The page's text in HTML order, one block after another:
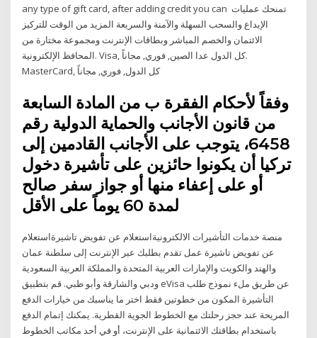
any type of gift card, after adding credit you can تمنحك عمليات
الإيداع والسحب السهلة والآمنة والسريعة المزيد من الوقت للتركيز
الائتمان والخصم المباشر وبطاقات الإنترنت ومجموعة مختارة من
المحافظ الإلكترونية. Visa, كل الدول عدا الصين, فوري, مجاناً.
MasterCard, كل الدول, فوري, مجاناً
وفقاً لأحكام الفقرة ب من المادة السابعة
من قانون الأجانب والحماية الدولية رقم
6458، يتوجب على الأجانب القادمين إلى
تركيا أن يكونوا حائزين على تأشيرة دخول
أو على إعفاء منها أو جواز سفر صالح
لمدة 60 يوماً على الأقل
منصة خدمات التأشيرات الالكترونيةاستعلام عن تفويض تاشيرةاستعلام
عن تفويض تاشيرة عمل تقدم بطلبك عبر الإنترنت إلى سلطنة عمان
والهند والكويت والإمارات العربية المتحدة والمملكة العربية السعودية
ودبي والشارقة وأبو ظبي. قم بتطبيق eVisa عن طريق ملء نموذج طلب
التأشيرة المكون من خطوتين فقط اختر ما يناسبك من خيارات الدفع
المريحة عند حجز رحلتك مع الخطوط الجوية القطرية. يمكنك إتمام الدفع
باستخدام بطاقتك الائتمانية على الإنترنت، أو في أحد مكاتب الخطوط